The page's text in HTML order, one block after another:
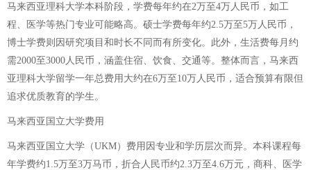
马来西亚理科大学本科阶段，学费每年约在2万至4万人民币，如工
程、医学等热门专业可能略高。硕士学费每年约2.5万至5万人民币，
博士学费则因研究项目和时长不同而有所变化。此外，生活费每月约
需2000至3000人民币，涵盖住宿、饮食、交通等。整体而言，马来西
亚理科大学留学一年总费用大约在6万至10万人民币，适合预算有限但
追求优质教育的学生。
马来西亚国立大学费用
马来西亚国立大学（UKM）费用因专业和学历层次而异。本科课程每
年学费约1.5万至3万马币，折合人民币约2.3万至4.6万元，商科、医学